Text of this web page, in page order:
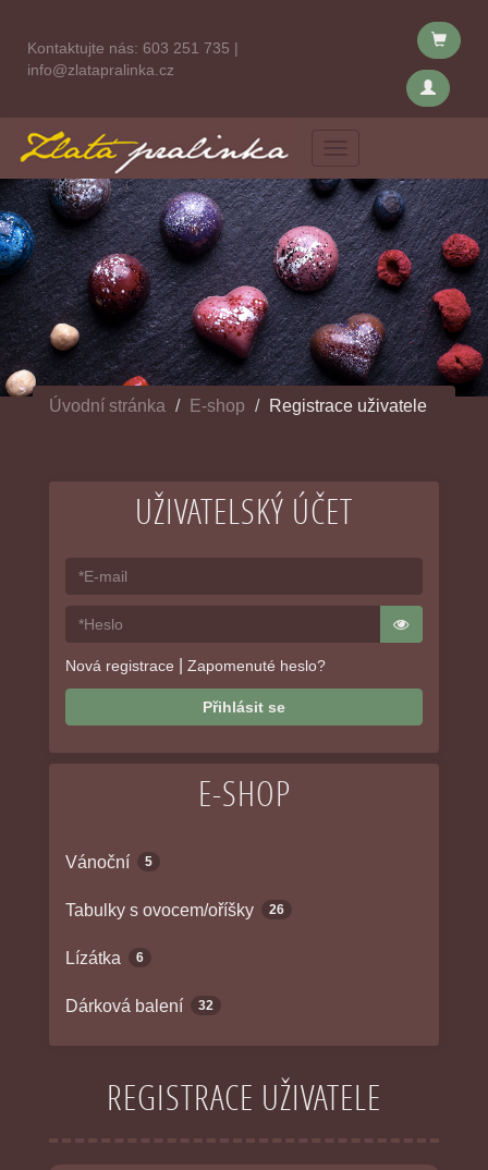
Kontaktujte nás: 603 251 735 |
info@zlatapralinka.cz
Menu
Úvodní stránka E-shop Registrace uživatele
UŽIVATELSKÝ ÚČET
Nová registrace Zapomenuté heslo?
Přihlásit se
E-SHOP
Vánoční 5
Tabulky s ovocem/oříšky 26
Lízátka 6
Dárková balení 32
REGISTRACE UŽIVATELE